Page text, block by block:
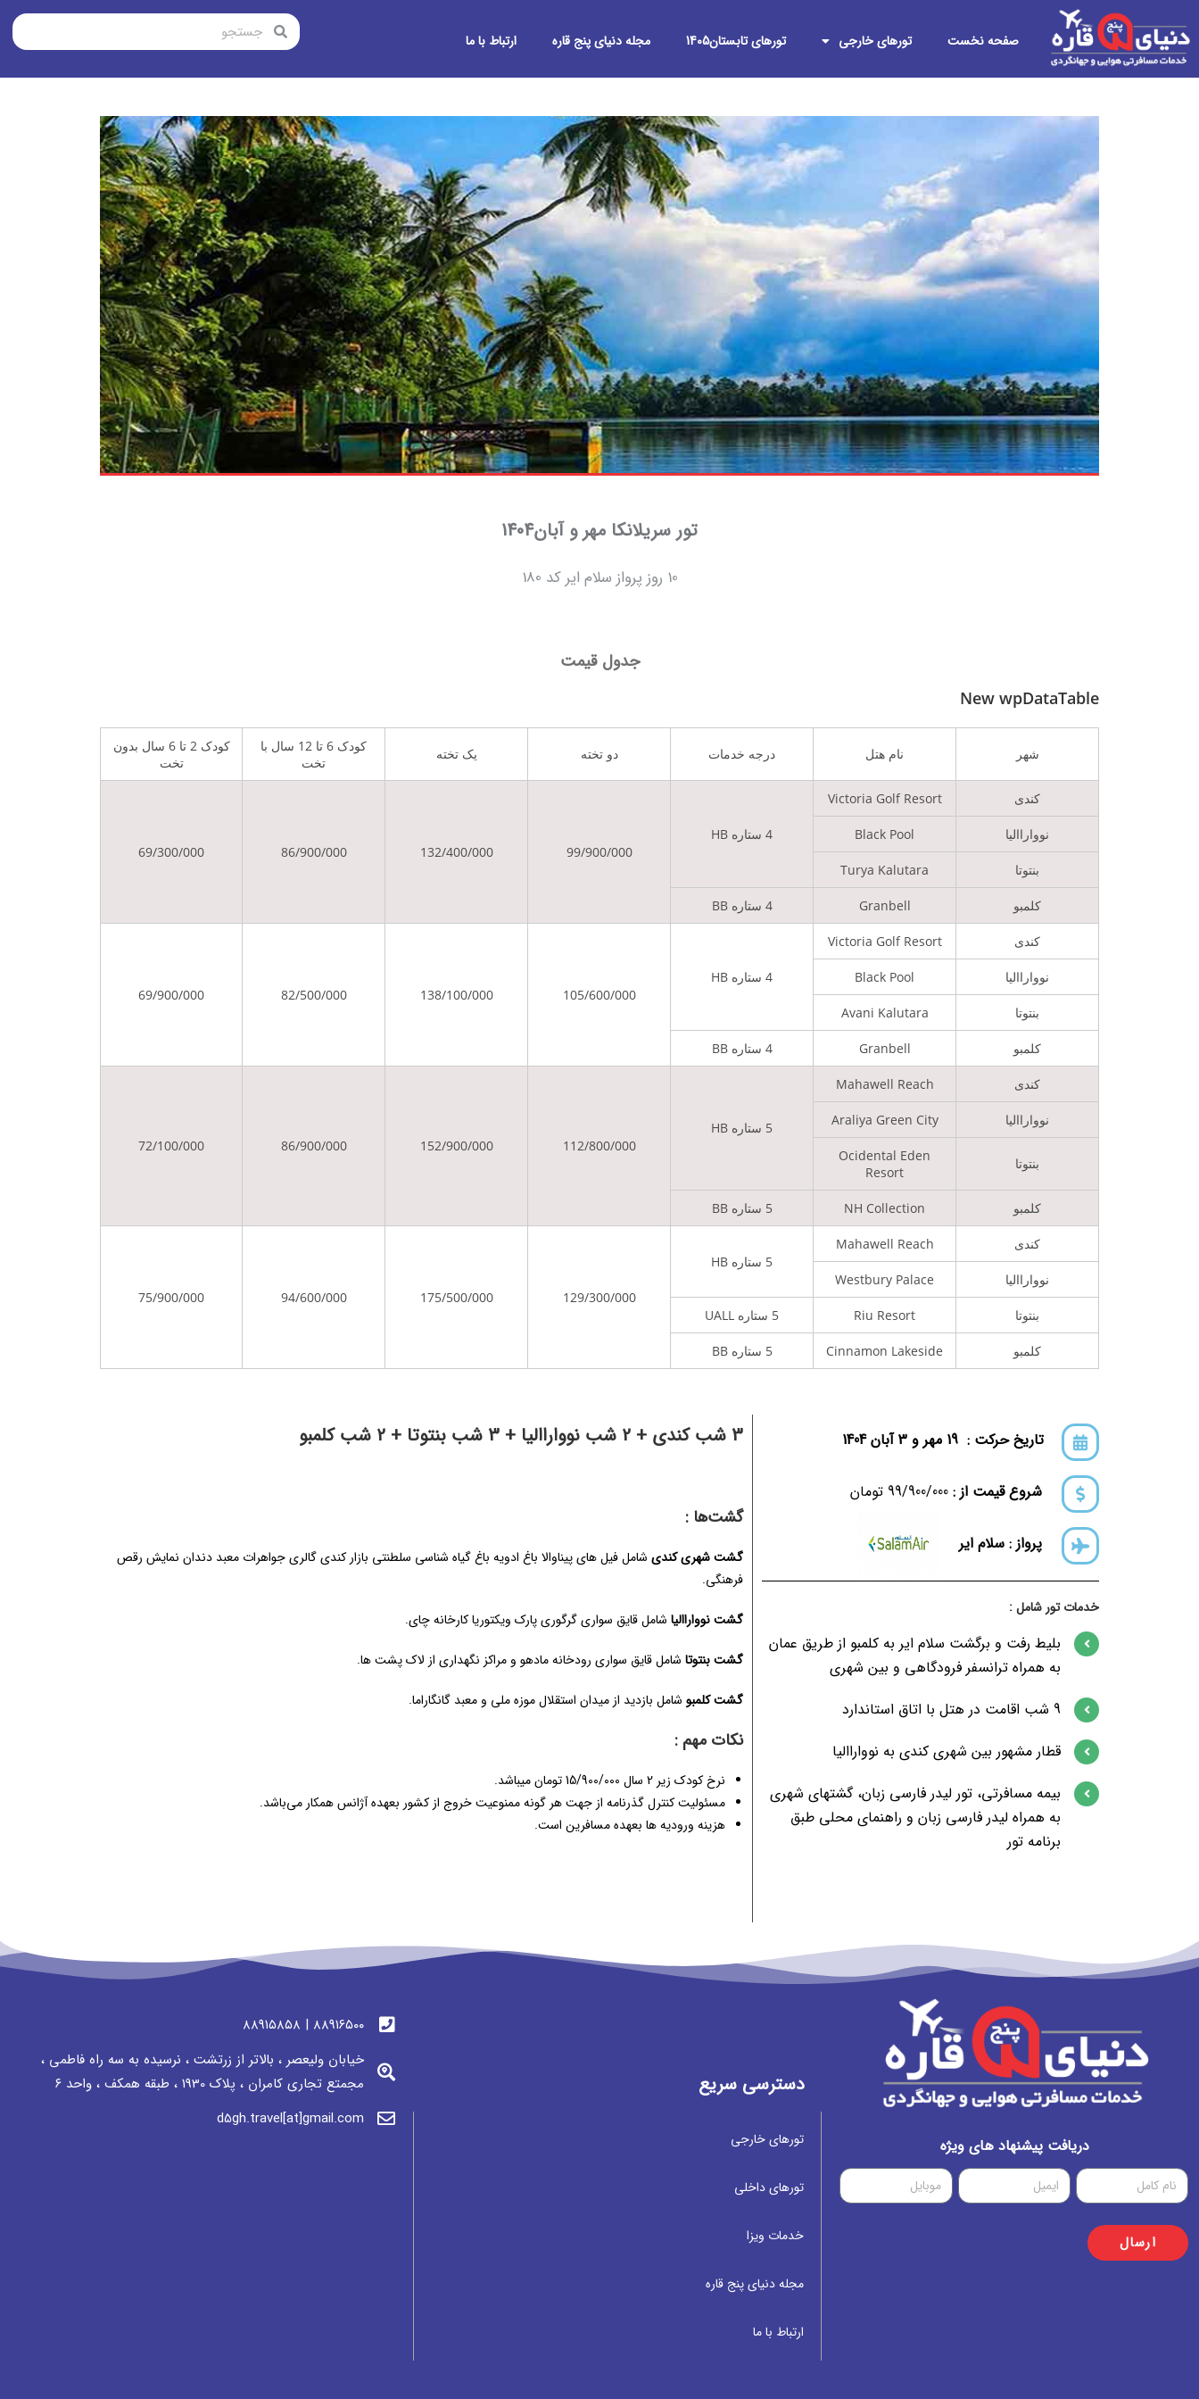
صفحه نخست تورهای خارجی تورهای تابستان1405 مجله دنیای پنج قاره ارتباط با ما
تور سریلانکا مهر و آبان1404
10 روز پرواز سلام ایر کد 180
جدول قیمت
New wpDataTable
شهر نام هتل درجه خدمات دو تخته یک تخته
کودک 6 تا 12 سال با
تخت
کودک 2 تا 6 سال بدون
تخت
کندی Victoria Golf Resort
4 ستاره HB
99/900/000
132/400/000
86/900/000
69/300/000
نوواراالیا Black Pool
بنتوتا Turya Kalutara
کلمبو Granbell 4 ستاره BB
کندی Victoria Golf Resort
4 ستاره HB
105/600/000
138/100/000
82/500/000
69/900/000
نوواراالیا Black Pool
بنتوتا Avani Kalutara
کلمبو Granbell 4 ستاره BB
کندی Mahawell Reach
5 ستاره HB
112/800/000
152/900/000
86/900/000
72/100/000
نوواراالیا Araliya Green City
بنتوتا
Ocidental Eden
Resort
کلمبو NH Collection 5 ستاره BB
کندی
Mahawell Reach
5 ستاره HB
129/300/000
175/500/000
94/600/000
75/900/000
نوواراالیا Westbury Palace
بنتوتا Riu Resort 5 ستاره UALL
کلمبو Cinnamon Lakeside 5 ستاره BB
تاریخ حرکت : 19 مهر و 3 آبان 1404
شروع قیمت از :99/900/000 تومان
پرواز : سلام ایر
خدمات تور شامل :
بلیط رفت و برگشت سلام ایر به کلمبو از طریق عمان
به همراه ترانسفر فرودگاهی و بین شهری
9 شب اقامت در هتل با اتاق استاندارد
قطار مشهور بین شهری کندی به نوواراالیا
بیمه مسافرتی، تور لیدر فارسی زبان، گشتهای شهری
به همراه لیدر فارسی زبان و راهنمای محلی طبق
برنامه تور
3 شب کندی + 2 شب نوواراالیا + 3 شب بنتوتا + 2 شب کلمبو
گشت‌ها :
گشت شهری کندی شامل فیل های پیناوالا باغ ادویه باغ گیاه شناسی سلطنتی بازار کندی گالری جواهرات معبد دندان نمایش رقص
فرهنگی.
گشت نوواراالیا شامل قایق سواری گرگوری پارک ویکتوریا کارخانه چای.
گشت بنتوتا شامل قایق سواری رودخانه مادهو و مراکز نگهداری از لاک پشت ها.
گشت کلمبو شامل بازدید از میدان استقلال موزه ملی و معبد گانگاراما.
نکات مهم :
نرخ کودک زیر 2 سال 15/900/000 تومان میباشد.
مسئولیت کنترل گذرنامه از جهت هر گونه ممنوعیت خروج از کشور بعهده آژانس همکار می‌باشد.
هزینه ورودیه ها بعهده مسافرین است.
دریافت پیشنهاد های ویژه
ارسال
دسترسی سریع
تورهای خارجی
تورهای داخلی
خدمات ویزا
مجله دنیای پنج قاره
ارتباط با ما
٨٨٩١٦٥٠٠ | ٨٨٩١٥٨٥٨
خیابان ولیعصر ، بالاتر از زرتشت ، نرسيده به سه راه فاطمی ،
مجمتع تجاری كامران ، پلاک 1930 ، طبقه همکف ، واحد ٦
d5gh.travel[at]gmail.com